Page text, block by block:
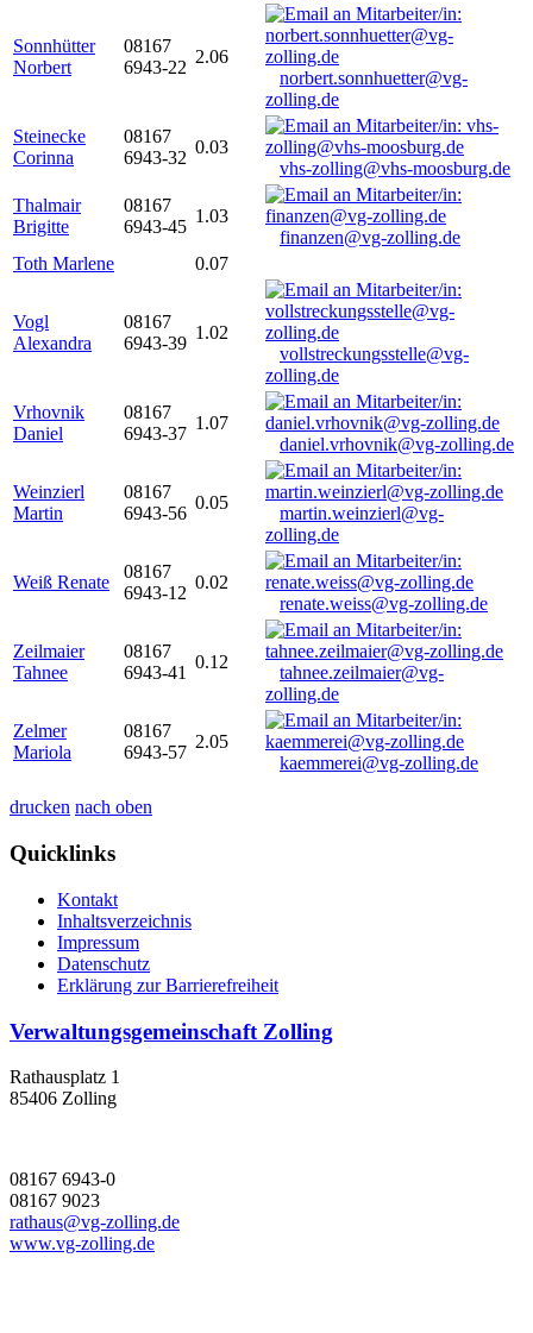
Sonnhütter
Norbert
08167
6943-22
2.06
norbert.sonnhuetter@vg-
zolling.de
Steinecke
Corinna
08167
6943-32
0.03
vhs-zolling@vhs-moosburg.de
Thalmair
Brigitte
08167
6943-45
1.03
finanzen@vg-zolling.de
Toth Marlene
0.07
Vogl
Alexandra
08167
6943-39
1.02
vollstreckungsstelle@vg-
zolling.de
Vrhovnik
Daniel
08167
6943-37
1.07
daniel.vrhovnik@vg-zolling.de
Weinzierl
Martin
08167
6943-56
0.05
martin.weinzierl@vg-
zolling.de
Weiß Renate
08167
6943-12
0.02
renate.weiss@vg-zolling.de
Zeilmaier
Tahnee
08167
6943-41
0.12
tahnee.zeilmaier@vg-
zolling.de
Zelmer
Mariola
08167
6943-57
2.05
kaemmerei@vg-zolling.de
drucken nach oben
Quicklinks
Kontakt
Inhaltsverzeichnis
Impressum
Datenschutz
Erklärung zur Barrierefreiheit
Verwaltungsgemeinschaft Zolling
Rathausplatz 1
85406 Zolling
08167 6943-0
08167 9023
rathaus@vg-zolling.de
www.vg-zolling.de